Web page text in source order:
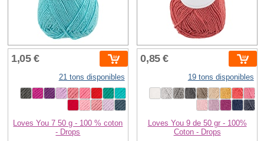
1,05 €
21 tons disponibles
Loves You 7 50 g - 100 % coton
- Drops
0,85 €
19 tons disponibles
Loves You 9 de 50 gr - 100%
Coton - Drops